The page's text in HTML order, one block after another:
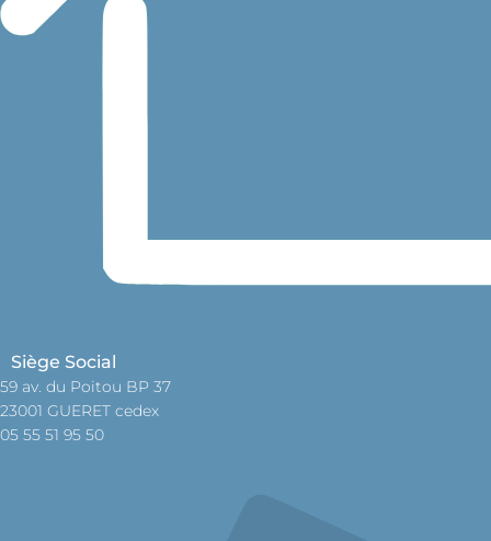
Siège Social
59 av. du Poitou BP 37
23001 GUERET cedex
05 55 51 95 50